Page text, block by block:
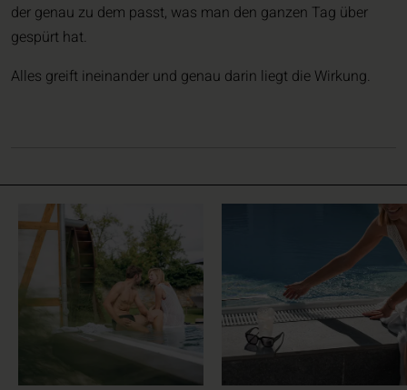
der genau zu dem passt, was man den ganzen Tag über
gespürt hat.
Alles greift ineinander und genau darin liegt die Wirkung.